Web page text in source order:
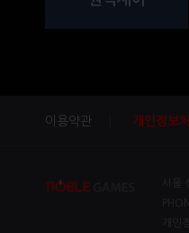
이용약관 개인정보
서울